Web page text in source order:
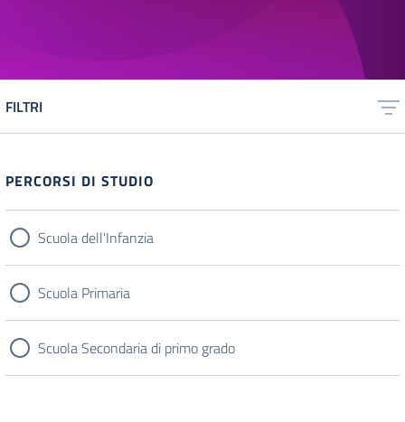
FILTRI
PERCORSI DI STUDIO
Scuola dell'Infanzia
Scuola Primaria
Scuola Secondaria di primo grado